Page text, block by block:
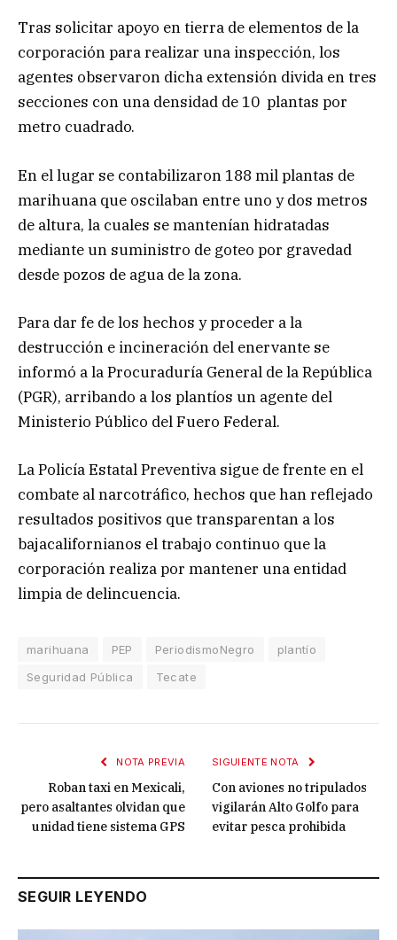
Tras solicitar apoyo en tierra de elementos de la
corporación para realizar una inspección, los
agentes observaron dicha extensión divida en tres
secciones con una densidad de 10 plantas por
metro cuadrado.
En el lugar se contabilizaron 188 mil plantas de
marihuana que oscilaban entre uno y dos metros
de altura, la cuales se mantenían hidratadas
mediante un suministro de goteo por gravedad
desde pozos de agua de la zona.
Para dar fe de los hechos y proceder a la
destrucción e incineración del enervante se
informó a la Procuraduría General de la República
(PGR), arribando a los plantíos un agente del
Ministerio Público del Fuero Federal.
La Policía Estatal Preventiva sigue de frente en el
combate al narcotráfico, hechos que han reflejado
resultados positivos que transparentan a los
bajacalifornianos el trabajo continuo que la
corporación realiza por mantener una entidad
limpia de delincuencia.
marihuana PEP PeriodismoNegro
plantío
Seguridad Pública
Tecate
NOTA PREVIA
Roban taxi en Mexicali,
pero asaltantes olvidan que
unidad tiene sistema GPS
SIGUIENTE NOTA
Con aviones no tripulados
vigilarán Alto Golfo para
evitar pesca prohibida
SEGUIR LEYENDO